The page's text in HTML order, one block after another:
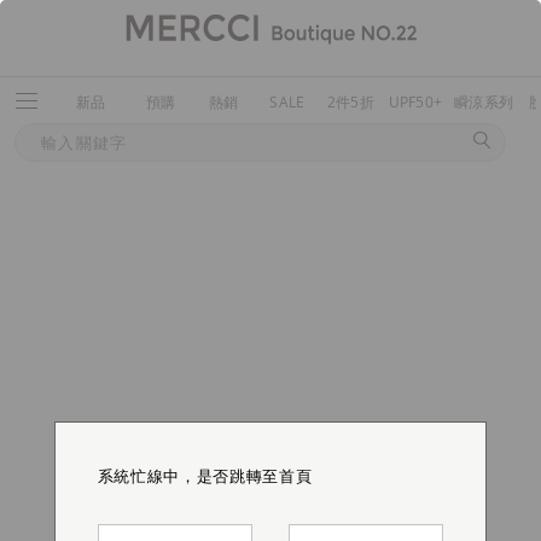
新品 預購 熱銷 SALE 2件5折 UPF50+ 瞬涼系列
系統忙線中，是否跳轉至首頁
系統忙線中，是否跳轉至首頁
系統忙線中，是否跳轉至首頁
系統忙線中，是否跳轉至首頁
系統忙線中，是否跳轉至首頁